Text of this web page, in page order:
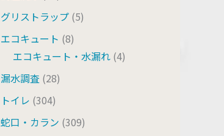
グリストラップ (5)
エコキュート (8)
エコキュート・水漏れ (4)
漏水調査 (28)
トイレ (304)
蛇口・カラン (309)